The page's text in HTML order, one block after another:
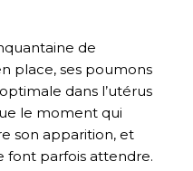
de
place, ses poumons
dans l’utérus
le moment qui
son apparition, et
font parfois attendre.